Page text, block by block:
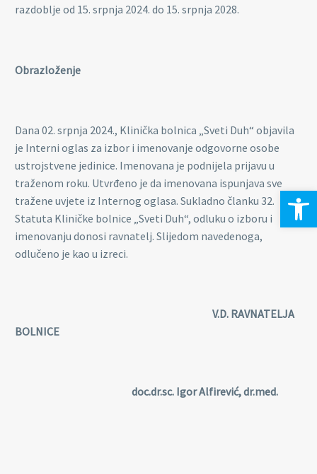
razdoblje od 15. srpnja 2024. do 15. srpnja 2028.
Obrazloženje
Dana 02. srpnja 2024., Klinička bolnica „Sveti Duh“ objavila
je Interni oglas za izbor i imenovanje odgovorne osobe
ustrojstvene jedinice. Imenovana je podnijela prijavu u
traženom roku. Utvrđeno je da imenovana ispunjava sve
tražene uvjete iz Internog oglasa. Sukladno članku 32.
Statuta Kliničke bolnice „Sveti Duh“, odluku o izboru i
imenovanju donosi ravnatelj. Slijedom navedenoga,
odlučeno je kao u izreci.
V.D. RAVNATELJA
BOLNICE
doc.dr.sc. Igor Alfirević, dr.med.